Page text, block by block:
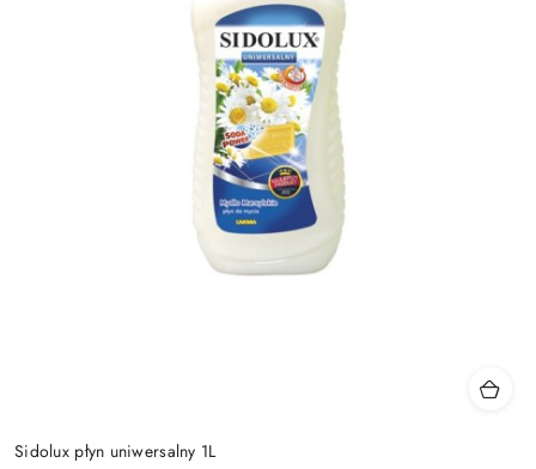
Sidolux płyn uniwersalny 1L